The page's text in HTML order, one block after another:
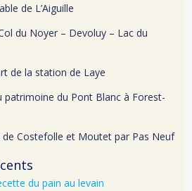
de L’Aiguille
du Noyer – Devoluy – Lac du
de la station de Laye
patrimoine du Pont Blanc à Forest-
Costefolle et Moutet par Pas Neuf
du pain au levain